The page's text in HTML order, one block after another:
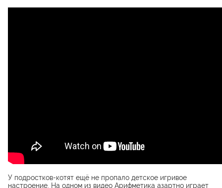
У подростков-котят ещё не пропало детское игривое
настроение. На одном из видео Арифметика азартно играет